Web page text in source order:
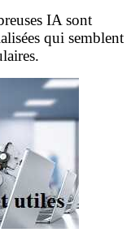
IA sont
qui semblent